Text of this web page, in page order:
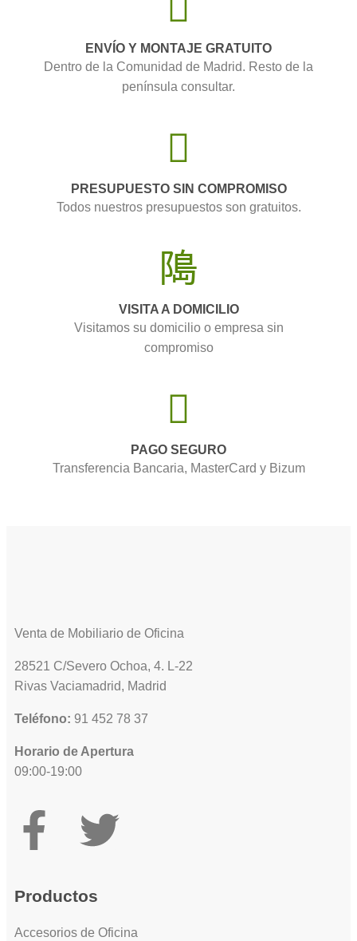
ENVÍO Y MONTAJE GRATUITO
Dentro de la Comunidad de Madrid. Resto de la
península consultar.
PRESUPUESTO SIN COMPROMISO
Todos nuestros presupuestos son gratuitos.
VISITA A DOMICILIO
Visitamos su domicilio o empresa sin
compromiso
PAGO SEGURO
Transferencia Bancaria, MasterCard y Bizum
Venta de Mobiliario de Oficina
28521 C/Severo Ochoa, 4. L-22
Rivas Vaciamadrid, Madrid
Teléfono: 91 452 78 37
Horario de Apertura
09:00-19:00
Productos
Accesorios de Oficina